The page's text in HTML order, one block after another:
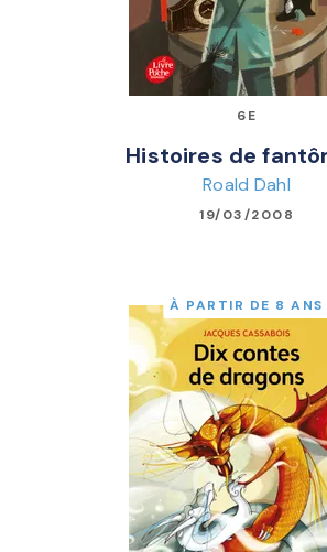
6E
Histoires de
Roald Dahl
19/03/2008
À PARTIR DE 8 ANS